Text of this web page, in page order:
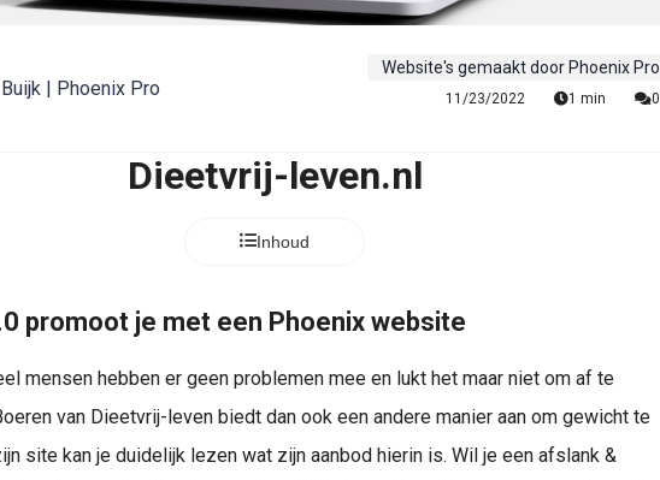
| Phoenix Pro
Website's gemaakt door Phoenix Pro
11/23/2022 1 min 0
Dieetvrij-leven.nl
Inhoud
promoot je met een Phoenix website
mensen hebben er geen problemen mee en lukt het maar niet om af te
van Dieetvrij-leven biedt dan ook een andere manier aan om gewicht te
site kan je duidelijk lezen wat zijn aanbod hierin is. Wil je een afslank &